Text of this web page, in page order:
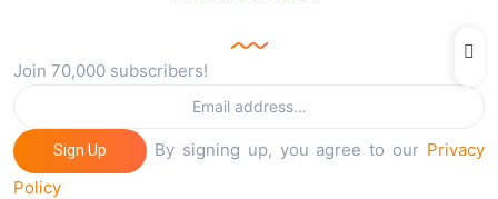
Join 70,000 subscribers!
Sign Up By signing up, you agree to our Privacy
Policy